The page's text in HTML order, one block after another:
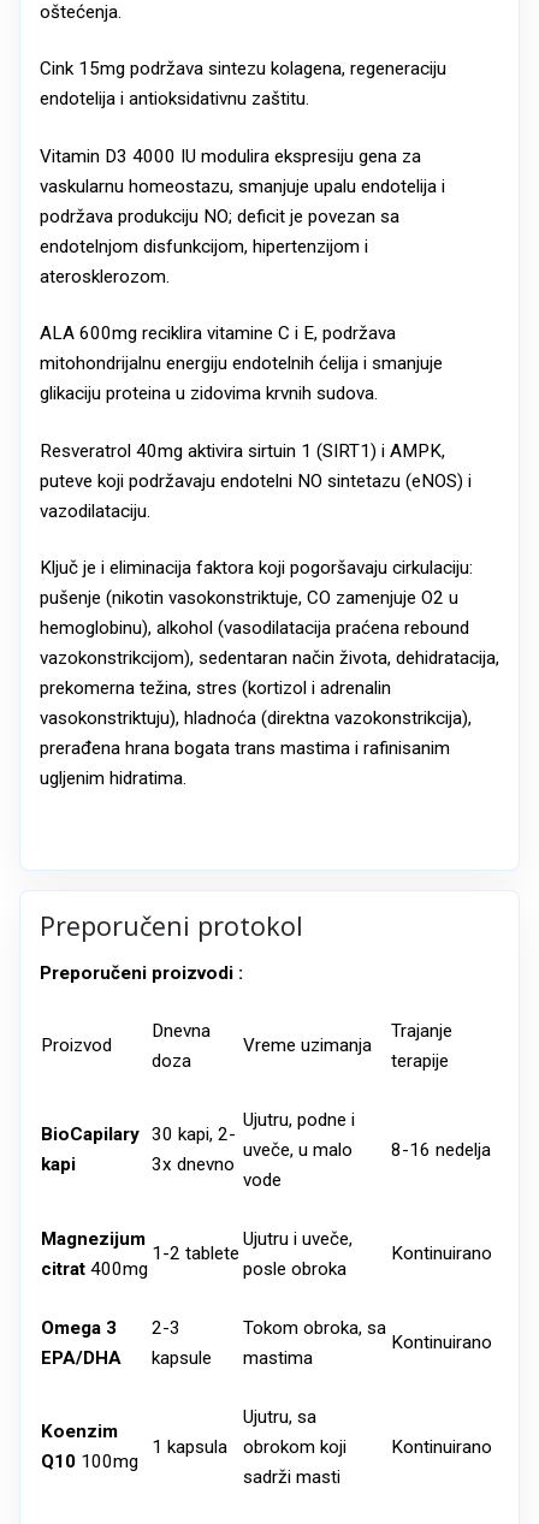
oštećenja.
Cink 15mg podržava sintezu kolagena, regeneraciju
endotelija i antioksidativnu zaštitu.
Vitamin D3 4000 IU modulira ekspresiju gena za
vaskularnu homeostazu, smanjuje upalu endotelija i
podržava produkciju NO; deficit je povezan sa
endotelnjom disfunkcijom, hipertenzijom i
aterosklerozom.
ALA 600mg reciklira vitamine C i E, podržava
mitohondrijalnu energiju endotelnih ćelija i smanjuje
glikaciju proteina u zidovima krvnih sudova.
Resveratrol 40mg aktivira sirtuin 1 (SIRT1) i AMPK,
puteve koji podržavaju endotelni NO sintetazu (eNOS) i
vazodilataciju.
Ključ je i eliminacija faktora koji pogoršavaju cirkulaciju:
pušenje (nikotin vasokonstriktuje, CO zamenjuje O2 u
hemoglobinu), alkohol (vasodilatacija praćena rebound
vazokonstrikcijom), sedentaran način života, dehidratacija,
prekomerna težina, stres (kortizol i adrenalin
vasokonstriktuju), hladnoća (direktna vazokonstrikcija),
prerađena hrana bogata trans mastima i rafinisanim
ugljenim hidratima.
Preporučeni protokol
Preporučeni proizvodi :
Proizvod
Dnevna
doza
Vreme uzimanja
Trajanje
terapije
BioCapilary
kapi
30 kapi, 2-
3x dnevno
Ujutru, podne i
uveče, u malo
vode
8-16 nedelja
Magnezijum
citrat 400mg
1-2 tablete
Ujutru i uveče,
posle obroka
Kontinuirano
Omega 3
EPA/DHA
2-3
kapsule
Tokom obroka, sa
mastima
Kontinuirano
Koenzim
Q10 100mg
1 kapsula
Ujutru, sa
obrokom koji
sadrži masti
Kontinuirano